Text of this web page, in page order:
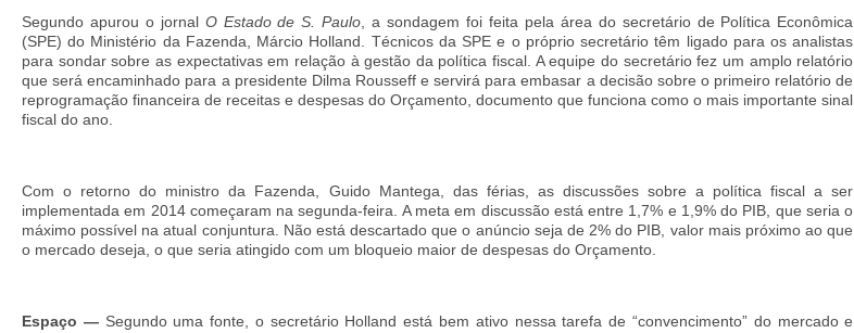
Segundo apurou o jornal O Estado de S. Paulo , a sondagem foi feita pela área do secretário de Política Econômica
(SPE) do Ministério da Fazenda, Márcio Holland. Técnicos da SPE e o próprio secretário têm ligado para os analistas
para sondar sobre as expectativas em relação à gestão da política fiscal. A equipe do secretário fez um amplo relatório
que será encaminhado para a presidente Dilma Rousseff e servirá para embasar a decisão sobre o primeiro relatório de
reprogramação financeira de receitas e despesas do Orçamento, documento que funciona como o mais importante sinal
fiscal do ano.
Com o retorno do ministro da Fazenda, Guido Mantega, das férias, as discussões sobre a política fiscal a ser
implementada em 2014 começaram na segunda-feira. A meta em discussão está entre 1,7% e 1,9% do PIB, que seria o
máximo possível na atual conjuntura. Não está descartado que o anúncio seja de 2% do PIB, valor mais próximo ao que
o mercado deseja, o que seria atingido com um bloqueio maior de despesas do Orçamento.
Espaço — Segundo uma fonte, o secretário Holland está bem ativo nessa tarefa de “convencimento” do mercado e